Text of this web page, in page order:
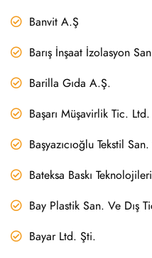
Banvit A.Ş
Barış İnşaat İzolasyon
Barilla Gıda A.Ş.
Başarı Müşavirlik Tic.
Başyazıcıoğlu Tekstil
Bateksa Baskı
Bay Plastik San. Ve Dış
Bayar Ltd. Şti.